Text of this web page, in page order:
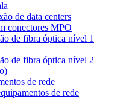
de data centers
conectores MPO
de fibra óptica nível 1
de fibra óptica nível 2
de rede
de rede